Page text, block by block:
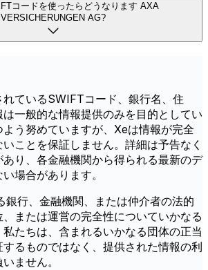
コードを使ったらどうなります AXA
VERSICHERUNGEN AG?
れているSWIFTコード、銀行名、住
一般的な情報提供のみを目的としてい
よう努めていますが、Xeは情報が完全
ことを保証しません。詳細は予告なく
り、各金融機関から得られる最新のデ
場合があります。
銀行、金融機関、または仲介者の法的
または運営の完全性についていかなる
たちは、含まれるいかなる団体の正当
るものではなく、提供された情報の利
ません。